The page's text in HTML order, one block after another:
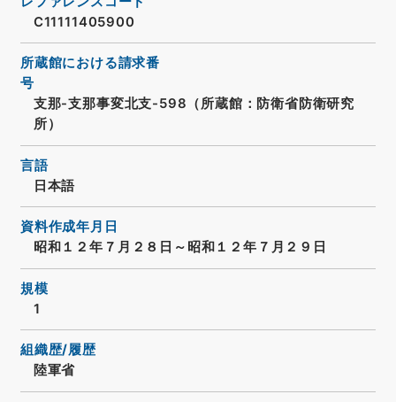
C11111405900
所蔵館における請求番
号
支那-支那事変北支-598（所蔵館：防衛省防衛研究
所）
言語
日本語
資料作成年月日
昭和１２年７月２８日～昭和１２年７月２９日
規模
1
組織歴/履歴
陸軍省